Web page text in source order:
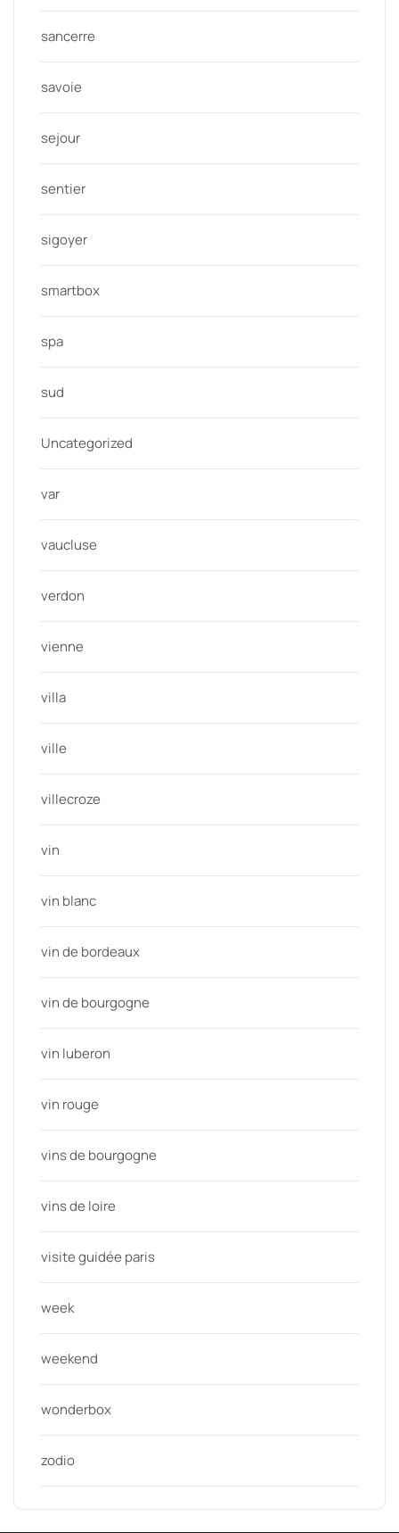
sancerre
savoie
sejour
sentier
sigoyer
smartbox
spa
sud
Uncategorized
var
vaucluse
verdon
vienne
villa
ville
villecroze
vin
vin blanc
vin de bordeaux
vin de bourgogne
vin luberon
vin rouge
vins de bourgogne
vins de loire
visite guidée paris
week
weekend
wonderbox
zodio